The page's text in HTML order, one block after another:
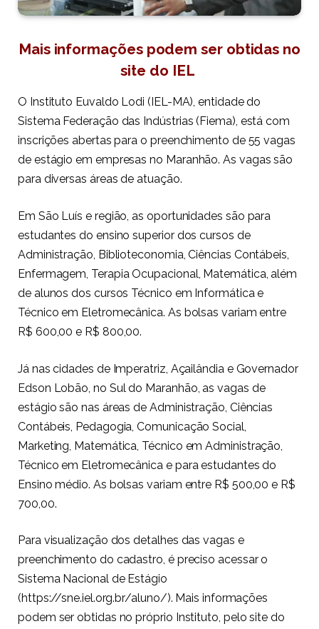
Mais informações podem ser obtidas no
site do IEL
O Instituto Euvaldo Lodi (IEL-MA), entidade do
Sistema Federação das Indústrias (Fiema), está com
inscrições abertas para o preenchimento de 55 vagas
de estágio em empresas no Maranhão. As vagas são
para diversas áreas de atuação.
Em São Luís e região, as oportunidades são para
estudantes do ensino superior dos cursos de
Administração, Biblioteconomia, Ciências Contábeis,
Enfermagem, Terapia Ocupacional, Matemática, além
de alunos dos cursos Técnico em Informática e
Técnico em Eletromecânica. As bolsas variam entre
R$ 600,00 e R$ 800,00.
Já nas cidades de Imperatriz, Açailândia e Governador
Edson Lobão, no Sul do Maranhão, as vagas de
estágio são nas áreas de Administração, Ciências
Contábeis, Pedagogia, Comunicação Social,
Marketing, Matemática, Técnico em Administração,
Técnico em Eletromecânica e para estudantes do
Ensino médio. As bolsas variam entre R$ 500,00 e R$
700,00.
Para visualização dos detalhes das vagas e
preenchimento do cadastro, é preciso acessar o
Sistema Nacional de Estágio
(https://sne.iel.org.br/aluno/). Mais informações
podem ser obtidas no próprio Instituto, pelo site do